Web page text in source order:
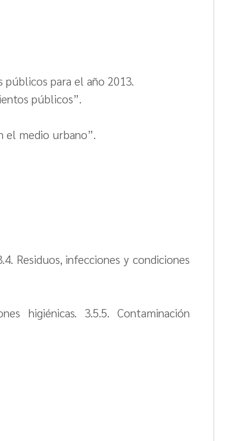
para el año 2013.
públicos”.
el medio urbano”.
Residuos, infecciones y condiciones
higiénicas. 3.5.5. Contaminación